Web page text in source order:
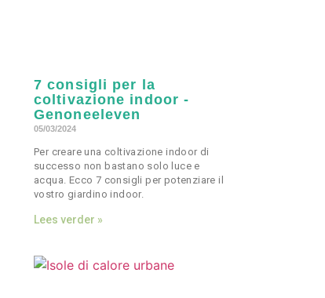
7 consigli per la
coltivazione indoor -
Genoneeleven
05/03/2024
Per creare una coltivazione indoor di
successo non bastano solo luce e
acqua. Ecco 7 consigli per potenziare il
vostro giardino indoor.
Lees verder »